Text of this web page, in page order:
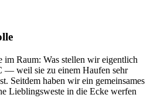
im Raum: Was stellen wir eigentlich
— weil sie zu einem Haufen sehr
Seitdem haben wir ein gemeinsames
Lieblingsweste in die Ecke werfen